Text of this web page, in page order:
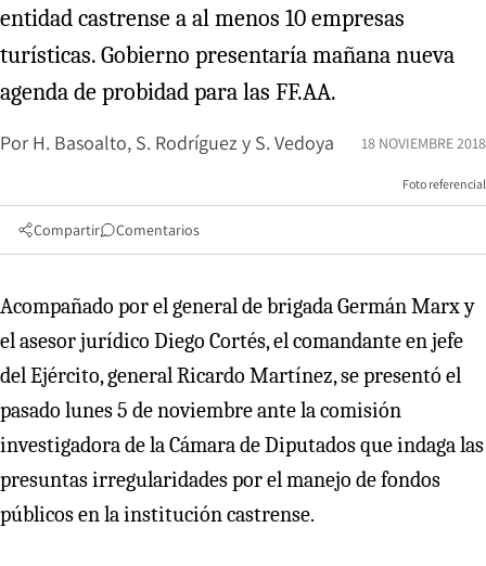
entidad castrense a al menos 10 empresas
turísticas. Gobierno presentaría mañana nueva
agenda de probidad para las FF.AA.
Por H. Basoalto, S. Rodríguez y S. Vedoya 18 NOVIEMBRE 2018
Foto referencial
Compartir Comentarios
Acompañado por el general de brigada Germán Marx y
el asesor jurídico Diego Cortés, el comandante en jefe
del Ejército, general Ricardo Martínez, se presentó el
pasado lunes 5 de noviembre ante la comisión
investigadora de la Cámara de Diputados que indaga las
presuntas irregularidades por el manejo de fondos
públicos en la institución castrense.